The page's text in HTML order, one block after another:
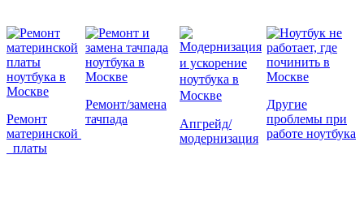
Ремонт
материнской
платы
Ремонт/замена
тачпада
Апгрейд/
модернизация
Другие
проблемы при
работе ноутбука